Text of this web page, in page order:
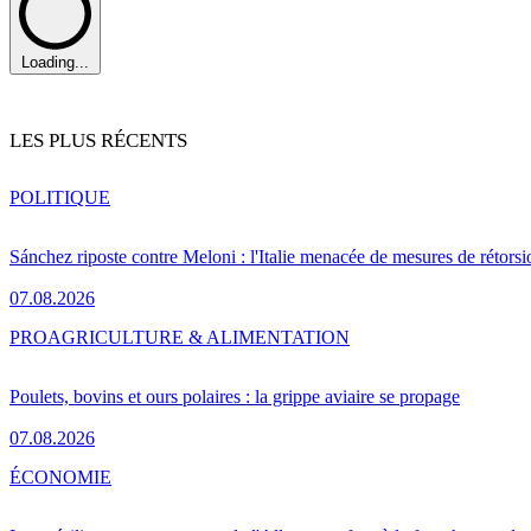
Loading...
LES PLUS RÉCENTS
Sánchez riposte contre Meloni : l'Italie menacée de mesures de
07.08.2026
POLITIQUE
Poulets, bovins et ours polaires : la grippe aviaire se propage
07.08.2026
PROAGRICULTURE & ALIMENTATION
ÉCONOMIE